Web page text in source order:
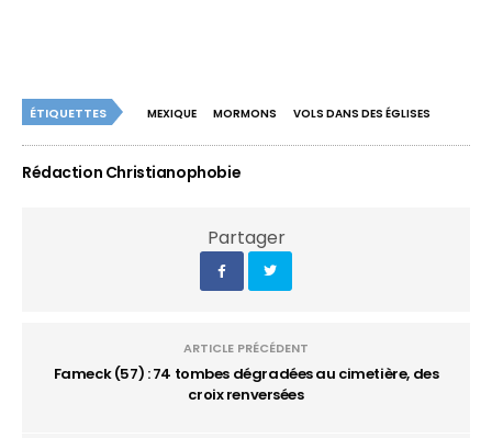
ÉTIQUETTES MEXIQUE MORMONS VOLS DANS DES ÉGLISES
Rédaction Christianophobie
Partager
ARTICLE PRÉCÉDENT
Fameck (57) : 74 tombes dégradées au cimetière, des
croix renversées